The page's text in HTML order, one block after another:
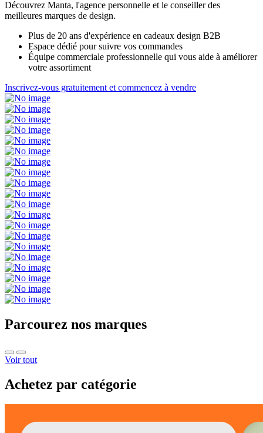
Découvrez Manta, l'agence personnelle et le conseiller des
meilleures marques de design.
Plus de 20 ans d'expérience en cadeaux design B2B
Espace dédié pour suivre vos commandes
Équipe commerciale professionnelle qui vous aide à améliorer
votre assortiment
Inscrivez-vous gratuitement et commencez à vendre
Parcourez nos marques
Voir tout
Achetez par catégorie